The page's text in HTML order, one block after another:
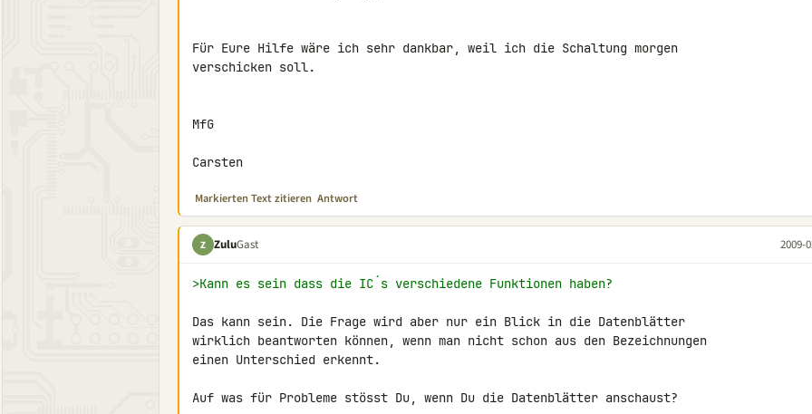
Für Eure Hilfe wäre ich sehr dankbar, weil ich die Schaltung morgen
verschicken soll.
MfG
Carsten
Markierten Text zitieren Antwort
Z ZuluGast 2009-
>Kann es sein dass die IC´s verschiedene Funktionen haben?
Das kann sein. Die Frage wird aber nur ein Blick in die Datenblätter
wirklich beantworten können, wenn man nicht schon aus den Bezeichnungen
einen Unterschied erkennt.
Auf was für Probleme stösst Du, wenn Du die Datenblätter anschaust?